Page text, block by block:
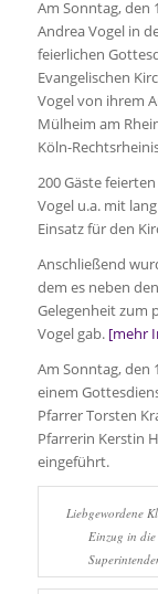
Am Sonntag, den
Andrea Vogel in
feierlichen
Evangelischen
Vogel von ihrem
Mülheim am
Köln-
200 Gäste
Vogel u.a. mit
Einsatz für den
Anschließend
dem es neben
Gelegenheit zum
Vogel gab. [mehr
Am Sonntag, den
einem
Pfarrer Torsten
Pfarrerin Kerstin
eingeführt.
Liebgewordene
Einzug in